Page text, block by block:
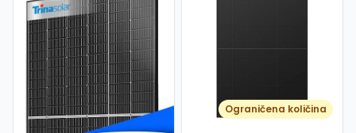
MK Македонски
Ograničena količina